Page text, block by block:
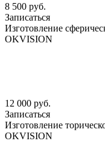
8 500 руб.
Записаться
Изготовление
OKVISION
12 000 руб.
Записаться
Изготовление
OKVISION